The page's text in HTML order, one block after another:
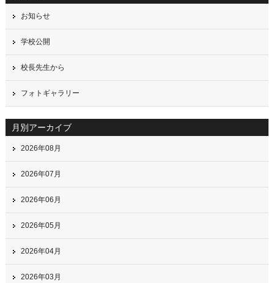
お知らせ
学校公開
校長先生から
フォトギャラリー
月別アーカイブ
2026年08月
2026年07月
2026年06月
2026年05月
2026年04月
2026年03月